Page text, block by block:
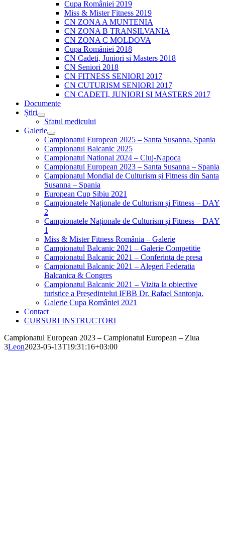
Cupa României 2019
Miss & Mister Fitness 2019
CN ZONA A MUNTENIA
CN ZONA B TRANSILVANIA
CN ZONA C MOLDOVA
Cupa României 2018
CN Cadeti, Juniori si Masters 2018
CN Seniori 2018
CN FITNESS SENIORI 2017
CN CUTURISM SENIORI 2017
CN CADETI, JUNIORI SI MASTERS 2017
Documente
Știri
Sfatul medicului
Galerie
Campionatul European 2025 – Santa Susanna, Spania
Campionatul Balcanic 2025
Campionatul National 2024 – Cluj-Napoca
Campionatul European 2023 – Santa Susanna – Spania
Campionatul Mondial de Culturism și Fitness din Santa
Susanna – Spania
European Cup Sibiu 2021
Campionatele Naționale de Culturism și Fitness – DAY
2
Campionatele Naționale de Culturism și Fitness – DAY
1
Miss & Mister Fitness România – Galerie
Campionatul Balcanic 2021 – Galerie Competitie
Campionatul Balcanic 2021 – Conferinta de presa
Campionatul Balcanic 2021 – Alegeri Federatia
Balcanica & Congres
Campionatul Balcanic 2021 – Vizita la obiective
turistice a Președintelui IFBB Dr. Rafael Santonja.
Galerie Cupa României 2021
Contact
CURSURI INSTRUCTORI
Campionatul European 2023 – Campionatul European – Ziua
3Leon2023-05-13T19:31:16+03:00